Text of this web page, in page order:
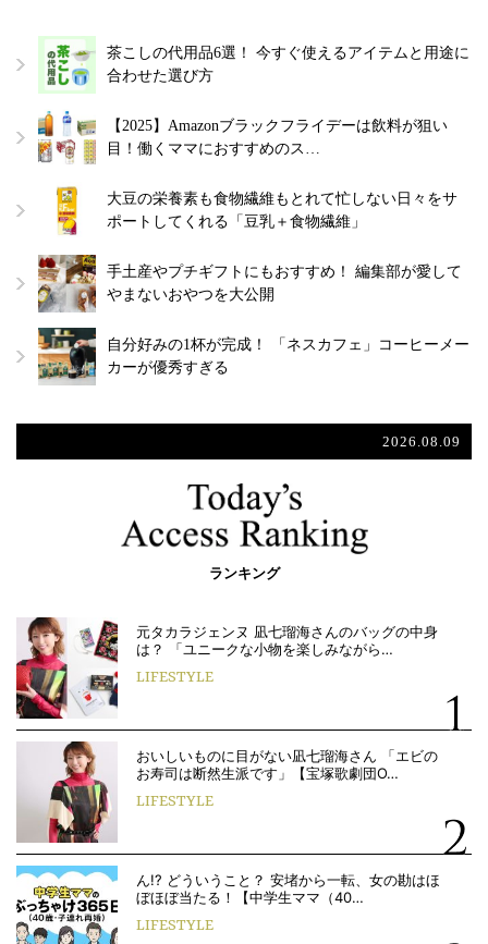
茶こしの代用品6選！ 今すぐ使えるアイテムと用途に
合わせた選び方
【2025】Amazonブラックフライデーは飲料が狙い
目！働くママにおすすめのス…
大豆の栄養素も食物繊維もとれて忙しない日々をサ
ポートしてくれる「豆乳＋食物繊維」
手土産やプチギフトにもおすすめ！ 編集部が愛して
やまないおやつを大公開
自分好みの1杯が完成！ 「ネスカフェ」コーヒーメー
カーが優秀すぎる
2026.08.09
ランキング
元タカラジェンヌ 凪七瑠海さんのバッグの中身
は？ 「ユニークな小物を楽しみながら…
LIFESTYLE
おいしいものに目がない凪七瑠海さん 「エビの
お寿司は断然生派です」【宝塚歌劇団O…
LIFESTYLE
ん!? どういうこと？ 安堵から一転、女の勘はほ
ぼほぼ当たる！【中学生ママ（40…
LIFESTYLE